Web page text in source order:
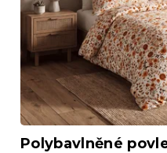
Polybavlněné